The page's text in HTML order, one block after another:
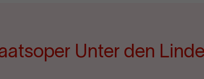
Unter den